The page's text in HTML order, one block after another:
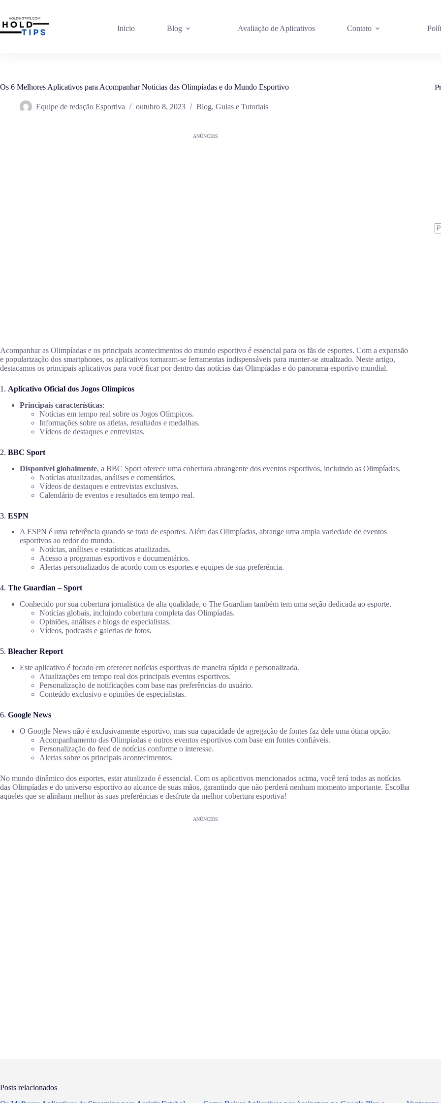
para
conteúdo
Inicio Blog Avaliação de Aplicativos Contato
Os 6 Melhores Aplicativos para Acompanhar Notícias das Olimpíadas e do Mundo Esportivo
Equipe de redação Esportiva outubro 8, 2023 Blog, Guias e Tutoriais
ANÚNCIOS
Acompanhar as Olimpíadas e os principais acontecimentos do mundo esportivo é essencial para os fãs de esportes. Com a expansão
e popularização dos smartphones, os aplicativos tornaram-se ferramentas indispensáveis para manter-se atualizado. Neste artigo,
destacamos os principais aplicativos para você ficar por dentro das notícias das Olimpíadas e do panorama esportivo mundial.
1. Aplicativo Oficial dos Jogos Olímpicos
Principais características:
Notícias em tempo real sobre os Jogos Olímpicos.
Informações sobre os atletas, resultados e medalhas.
Vídeos de destaques e entrevistas.
2. BBC Sport
Disponível globalmente, a BBC Sport oferece uma cobertura abrangente dos eventos esportivos, incluindo as Olimpíadas.
Notícias atualizadas, análises e comentários.
Vídeos de destaques e entrevistas exclusivas.
Calendário de eventos e resultados em tempo real.
3. ESPN
A ESPN é uma referência quando se trata de esportes. Além das Olimpíadas, abrange uma ampla variedade de eventos
esportivos ao redor do mundo.
Notícias, análises e estatísticas atualizadas.
Acesso a programas esportivos e documentários.
Alertas personalizados de acordo com os esportes e equipes de sua preferência.
4. The Guardian – Sport
Conhecido por sua cobertura jornalística de alta qualidade, o The Guardian também tem uma seção dedicada ao esporte.
Notícias globais, incluindo cobertura completa das Olimpíadas.
Opiniões, análises e blogs de especialistas.
Vídeos, podcasts e galerias de fotos.
5. Bleacher Report
Este aplicativo é focado em oferecer notícias esportivas de maneira rápida e personalizada.
Atualizações em tempo real dos principais eventos esportivos.
Personalização de notificações com base nas preferências do usuário.
Conteúdo exclusivo e opiniões de especialistas.
6. Google News
O Google News não é exclusivamente esportivo, mas sua capacidade de agregação de fontes faz dele uma ótima opção.
Acompanhamento das Olimpíadas e outros eventos esportivos com base em fontes confiáveis.
Personalização do feed de notícias conforme o interesse.
Alertas sobre os principais acontecimentos.
No mundo dinâmico dos esportes, estar atualizado é essencial. Com os aplicativos mencionados acima, você terá todas as notícias
das Olimpíadas e do universo esportivo ao alcance de suas mãos, garantindo que não perderá nenhum momento importante. Escolha
aqueles que se alinham melhor às suas preferências e desfrute da melhor cobertura esportiva!
ANÚNCIOS
Posts relacionados